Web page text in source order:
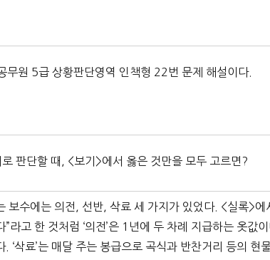
무원 5급 상황판단영역 인책형 22번 문제 해설이다.
판단할 때, <보기>에서 옳은 것만을 모두 고르면?
보수에는 의전, 선반, 삭료 세 가지가 있었다. <실록>
”라고 한 것처럼 ‘의전’은 1년에 두 차례 지급하는 옷값
. ‘삭료’는 매달 주는 봉급으로 곡식과 반찬거리 등의